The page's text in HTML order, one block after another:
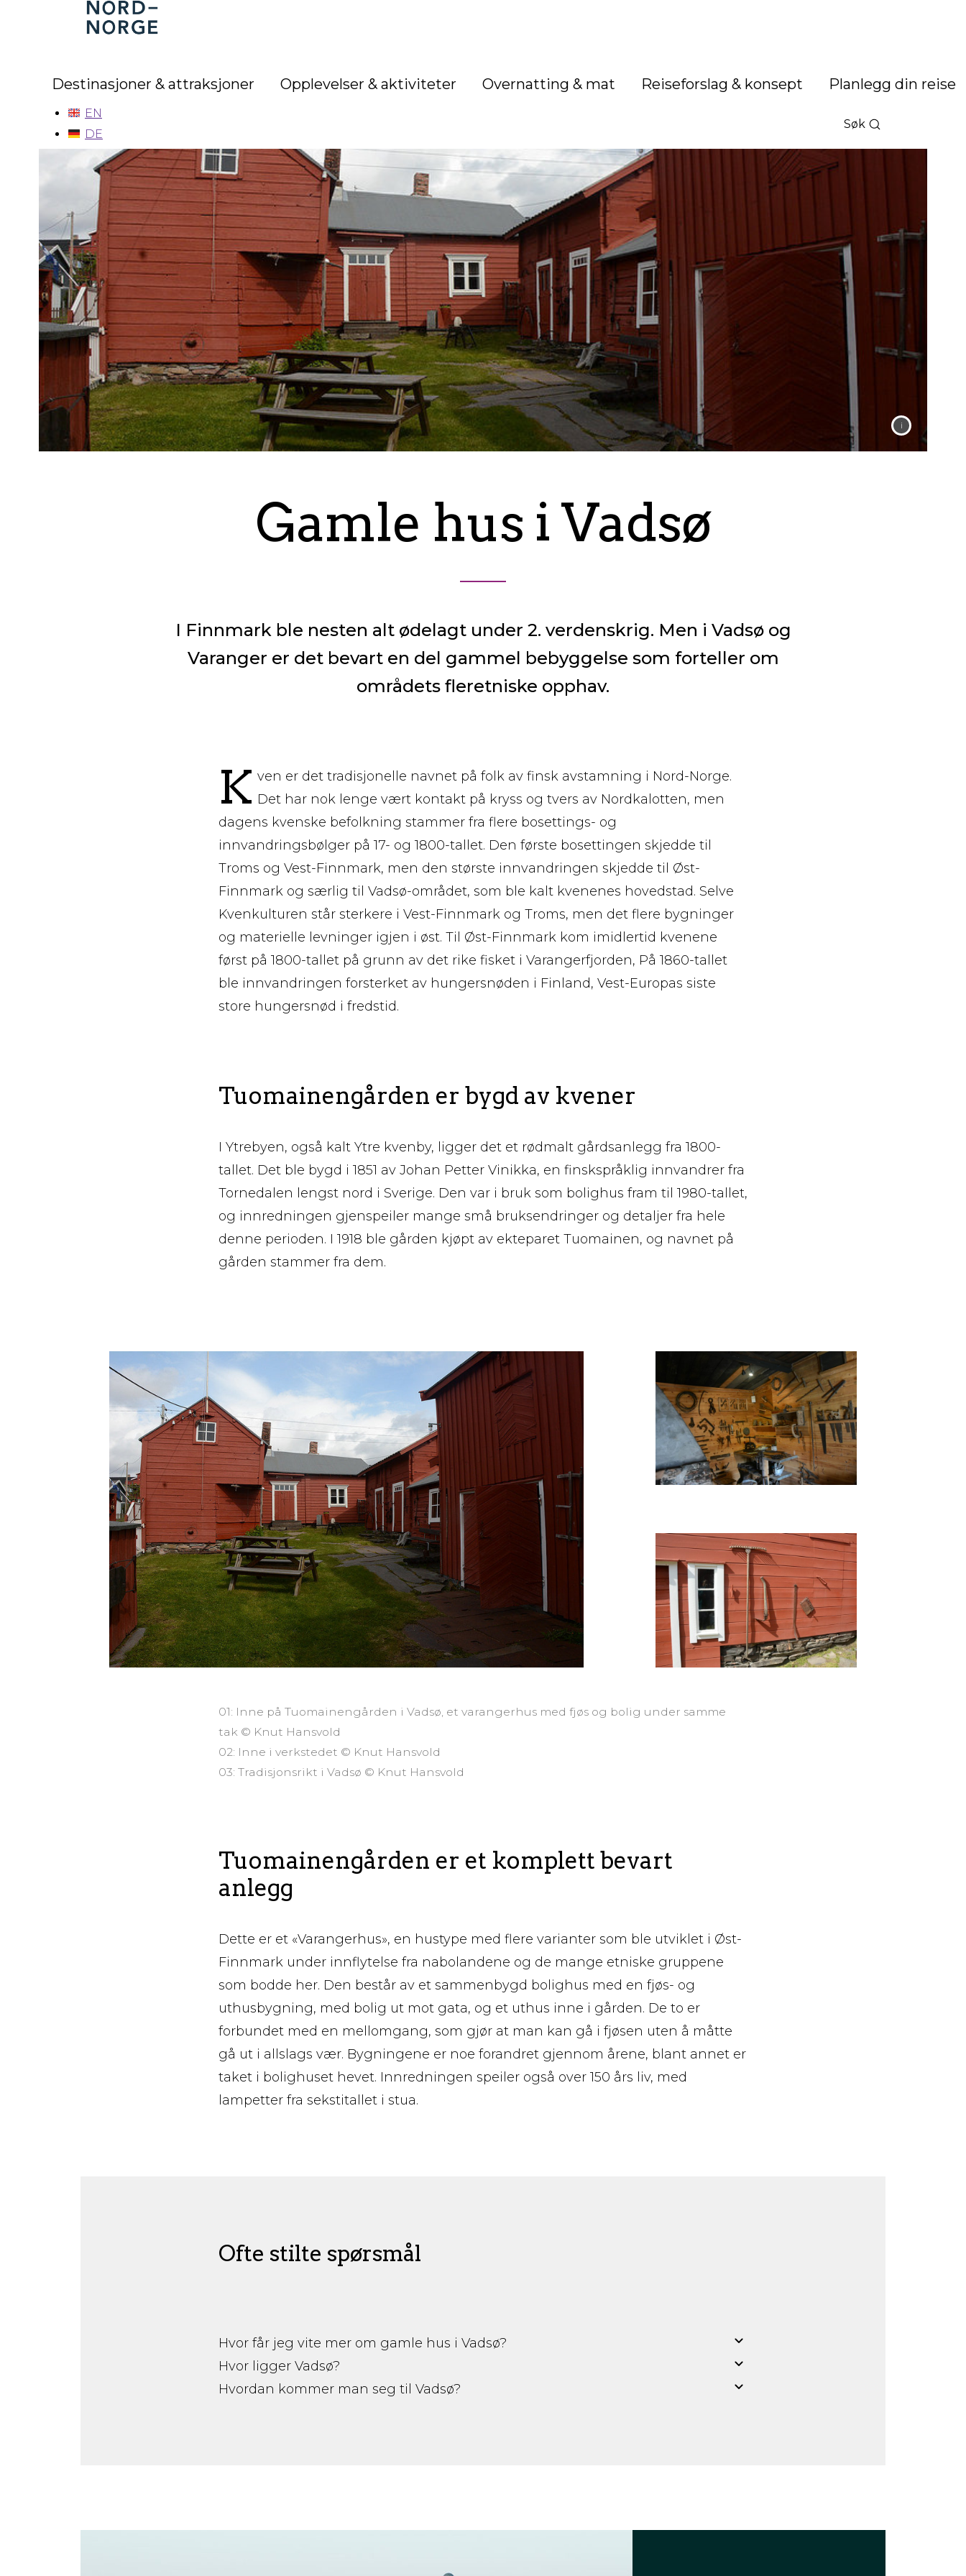
Nord-
Norge
Destinasjoner & attraksjoner Opplevelser & aktiviteter Overnatting & mat Reiseforslag & konsept Planlegg din reise
Søk
EN
DE
Gamle hus i Vadsø
I Finnmark ble nesten alt ødelagt under 2. verdenskrig. Men i Vadsø og
Varanger er det bevart en del gammel bebyggelse som forteller om
områdets fleretniske opphav.
K ven er det tradisjonelle navnet på folk av finsk avstamning i Nord-Norge.
Det har nok lenge vært kontakt på kryss og tvers av Nordkalotten, men
dagens kvenske befolkning stammer fra flere bosettings- og
innvandringsbølger på 17- og 1800-tallet. Den første bosettingen skjedde til
Troms og Vest-Finnmark, men den største innvandringen skjedde til Øst-
Finnmark og særlig til Vadsø-området, som ble kalt kvenenes hovedstad. Selve
Kvenkulturen står sterkere i Vest-Finnmark og Troms, men det flere bygninger
og materielle levninger igjen i øst. Til Øst-Finnmark kom imidlertid kvenene
først på 1800-tallet på grunn av det rike fisket i Varangerfjorden, På 1860-tallet
ble innvandringen forsterket av hungersnøden i Finland, Vest-Europas siste
store hungersnød i fredstid.
Tuomainengården er bygd av kvener
I Ytrebyen, også kalt Ytre kvenby, ligger det et rødmalt gårdsanlegg fra 1800-
tallet. Det ble bygd i 1851 av Johan Petter Vinikka, en finskspråklig innvandrer fra
Tornedalen lengst nord i Sverige. Den var i bruk som bolighus fram til 1980-tallet,
og innredningen gjenspeiler mange små bruksendringer og detaljer fra hele
denne perioden. I 1918 ble gården kjøpt av ekteparet Tuomainen, og navnet på
gården stammer fra dem.
01: Inne på Tuomainengården i Vadsø, et varangerhus med fjøs og bolig under samme
tak © Knut Hansvold
02: Inne i verkstedet © Knut Hansvold
03: Tradisjonsrikt i Vadsø © Knut Hansvold
Tuomainengården er et komplett bevart
anlegg
Dette er et «Varangerhus», en hustype med flere varianter som ble utviklet i Øst-
Finnmark under innflytelse fra nabolandene og de mange etniske gruppene
som bodde her. Den består av et sammenbygd bolighus med en fjøs- og
uthusbygning, med bolig ut mot gata, og et uthus inne i gården. De to er
forbundet med en mellomgang, som gjør at man kan gå i fjøsen uten å måtte
gå ut i allslags vær. Bygningene er noe forandret gjennom årene, blant annet er
taket i bolighuset hevet. Innredningen speiler også over 150 års liv, med
lampetter fra sekstitallet i stua.
Ofte stilte spørsmål
Hvor får jeg vite mer om gamle hus i Vadsø?
Hvor ligger Vadsø?
Hvordan kommer man seg til Vadsø?